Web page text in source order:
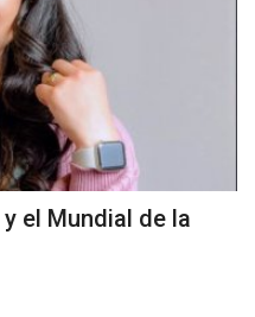
el Mundial de la